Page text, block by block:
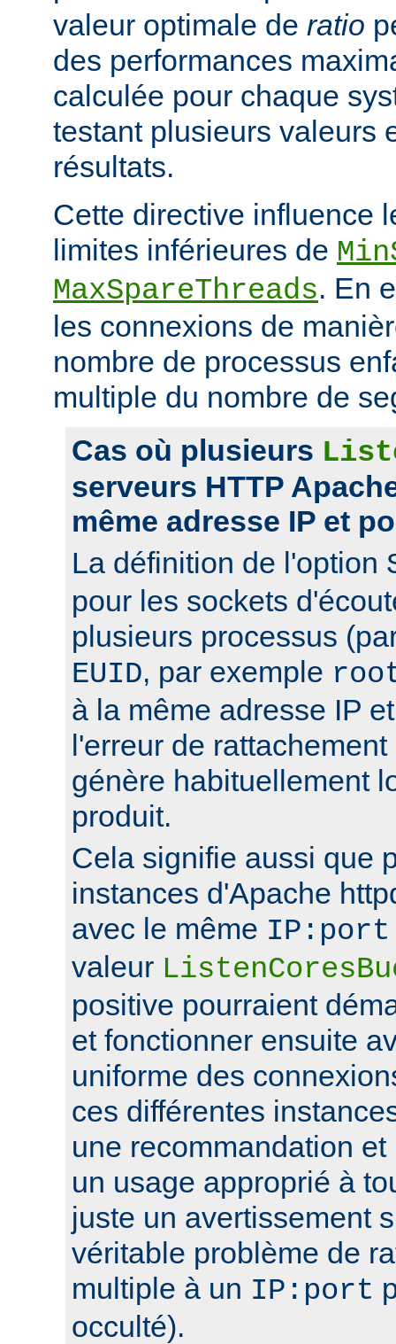
valeur optimale de ratio
des performances
calculée pour chaque
testant plusieurs valeurs
résultats.
Cette directive influence
limites inférieures de
MaxSpareThreads. En
les connexions de
nombre de processus
multiple du nombre de
Cas où plusieurs
serveurs HTTP
même adresse IP et
La définition de l'option
pour les sockets
plusieurs processus
EUID, par exemple
à la même adresse IP
l'erreur de
génère habituellement
produit.
Cela signifie aussi que
instances d'Apache
avec le même IP:port
valeur
positive pourraient
et fonctionner ensuite
uniforme des
ces différentes
une recommandation
un usage approprié à
juste un avertissement
véritable problème de
multiple à un IP:port
occulté).